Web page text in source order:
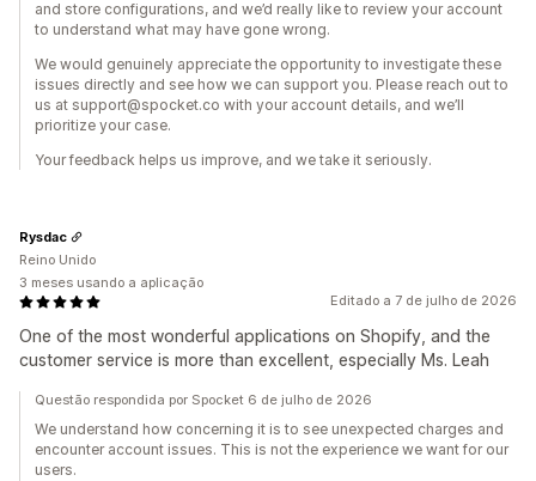
and store configurations, and we’d really like to review your account
to understand what may have gone wrong.
We would genuinely appreciate the opportunity to investigate these
issues directly and see how we can support you. Please reach out to
us at support@spocket.co with your account details, and we’ll
prioritize your case.
Your feedback helps us improve, and we take it seriously.
Editado a 7 de julho de 2026
One of the most wonderful applications on Shopify, and the
customer service is more than excellent, especially Ms. Leah
Rysdac
Reino Unido
3 meses usando a aplicação
Questão respondida por Spocket 6 de julho de 2026
We understand how concerning it is to see unexpected charges and
encounter account issues. This is not the experience we want for our
users.